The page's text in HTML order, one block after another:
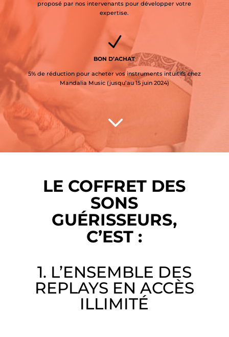
proposé par nos intervenants pour développer votre
expertise.
N
BON D’ACHAT
5% de réduction pour acheter vos instruments intuitifs chez
Mandalia Music (jusqu’au 15 juin 2024)
3
LE COFFRET DES
SONS
GUÉRISSEURS,
C’EST :
1. L’ENSEMBLE DES
REPLAYS EN ACCÈS
ILLIMITÉ